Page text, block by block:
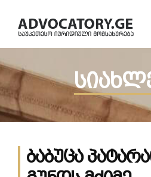
ᲛᲗᲐᲕᲐᲠᲘ
ᲩᲔᲛ ᲨᲔᲡᲐᲮᲔᲑ
ᲙᲝᲜᲢᲐᲥᲢᲘ
ბაბუცა